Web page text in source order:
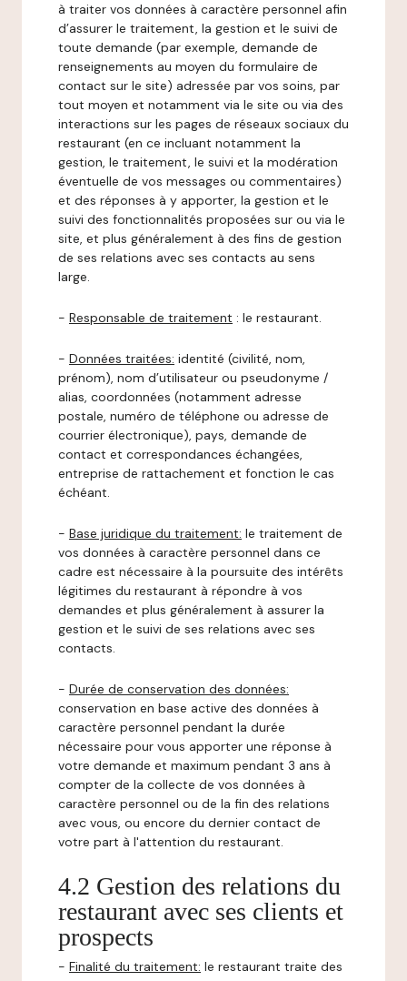
à traiter vos données à caractère personnel afin
d’assurer le traitement, la gestion et le suivi de
toute demande (par exemple, demande de
renseignements au moyen du formulaire de
contact sur le site) adressée par vos soins, par
tout moyen et notamment via le site ou via des
interactions sur les pages de réseaux sociaux du
restaurant (en ce incluant notamment la
gestion, le traitement, le suivi et la modération
éventuelle de vos messages ou commentaires)
et des réponses à y apporter, la gestion et le
suivi des fonctionnalités proposées sur ou via le
site, et plus généralement à des fins de gestion
de ses relations avec ses contacts au sens
large.
- Responsable de traitement : le restaurant.
- Données traitées: identité (civilité, nom,
prénom), nom d’utilisateur ou pseudonyme /
alias, coordonnées (notamment adresse
postale, numéro de téléphone ou adresse de
courrier électronique), pays, demande de
contact et correspondances échangées,
entreprise de rattachement et fonction le cas
échéant.
- Base juridique du traitement: le traitement de
vos données à caractère personnel dans ce
cadre est nécessaire à la poursuite des intérêts
légitimes du restaurant à répondre à vos
demandes et plus généralement à assurer la
gestion et le suivi de ses relations avec ses
contacts.
- Durée de conservation des données:
conservation en base active des données à
caractère personnel pendant la durée
nécessaire pour vous apporter une réponse à
votre demande et maximum pendant 3 ans à
compter de la collecte de vos données à
caractère personnel ou de la fin des relations
avec vous, ou encore du dernier contact de
votre part à l'attention du restaurant.
4.2 Gestion des relations du
restaurant avec ses clients et
prospects
- Finalité du traitement: le restaurant traite des